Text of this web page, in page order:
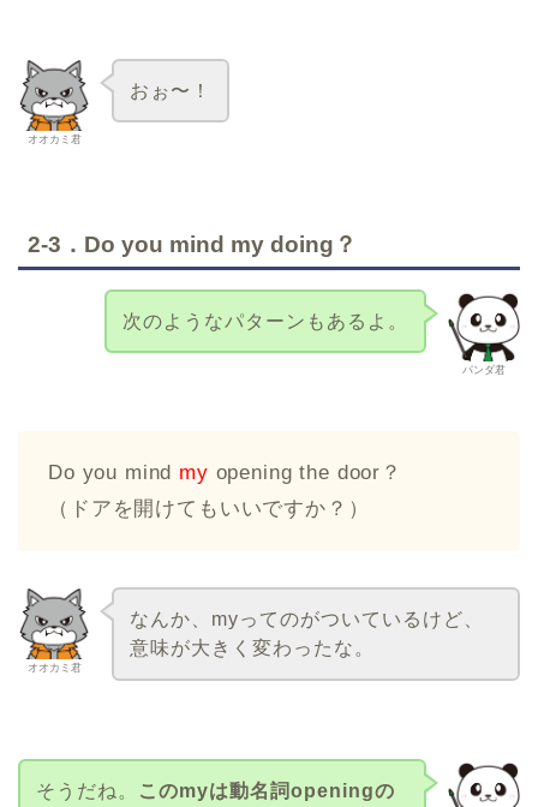
オオカミ君
おぉ〜！
2-3．Do you mind my doing？
パンダ君
次のようなパターンもあるよ。
Do you mind my opening the door？
（ドアを開けてもいいですか？）
オオカミ君
なんか、myってのがついているけど、
意味が大きく変わったな。
そうだね。
このmyは動名詞openingの